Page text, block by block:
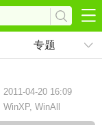
专题
2011-04-20 16:09
WinXP, WinAll